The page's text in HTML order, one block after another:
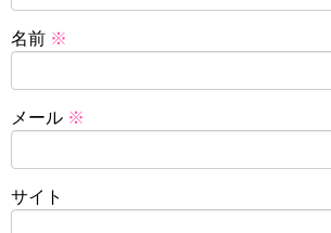
名前 ※
メール ※
サイト